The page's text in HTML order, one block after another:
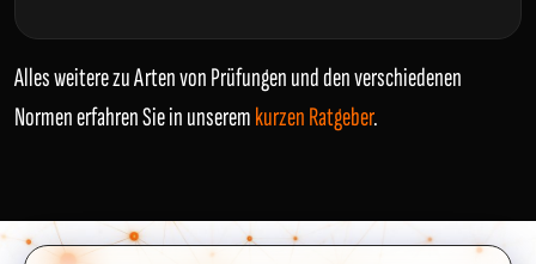
Alles weitere zu Arten von Prüfungen und den verschiedenen
Normen erfahren Sie in unseremkurzen Ratgeber.